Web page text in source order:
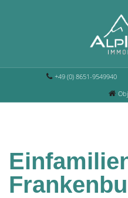
+49 (0) 8651-9549940